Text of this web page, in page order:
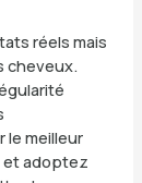
réels mais
cheveux.
le meilleur
et adoptez